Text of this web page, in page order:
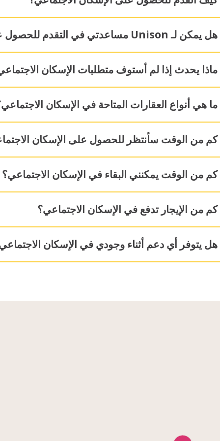
هل يمكن لـ Unison مساعدتي في التقدم للحصول على الإسكان الاجتماعي؟
ماذا يحدث إذا لم أستوف متطلبات الإسكان
ما هي أنواع العقارات المتاحة في الإسكان
كم من الوقت سأنتظر للحصول على الإسكان
كم من الوقت يمكنني البقاء في الإسكان الاجتماعي؟
كم من الإيجار تدفع في الإسكان الاجتماعي؟
هل يتوفر أي دعم أثناء وجودي في الإسكان